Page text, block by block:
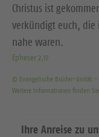
Christus ist
verkündigt euch,
nahe waren.
Epheser 2,17
© Evangelische Brüder-Unität
Weitere Informationen finden
Ihre Anreise zu